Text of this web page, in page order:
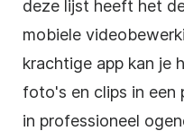
deze lijst heeft het
mobiele
krachtige app kan je
foto's en clips in een
in professioneel